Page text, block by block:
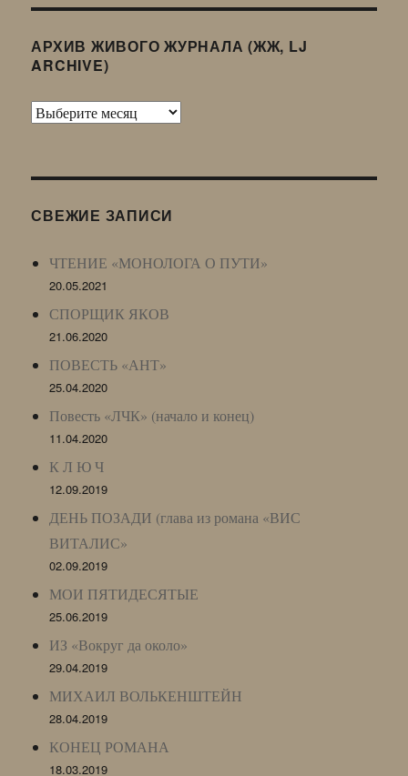
АРХИВ ЖИВОГО ЖУРНАЛА (ЖЖ, LJ
ARCHIVE)
Архив
LJ
СВЕЖИЕ ЗАПИСИ
ЧТЕНИЕ «МОНОЛОГА О ПУТИ»
20.05.2021
СПОРЩИК ЯКОВ
21.06.2020
ПОВЕСТЬ «АНТ»
25.04.2020
Повесть «ЛЧК» (начало и конец)
11.04.2020
К Л Ю Ч
12.09.2019
ДЕНЬ ПОЗАДИ (глава из романа «ВИС
ВИТАЛИС»
02.09.2019
МОИ ПЯТИДЕСЯТЫЕ
25.06.2019
ИЗ «Вокруг да около»
29.04.2019
МИХАИЛ ВОЛЬКЕНШТЕЙН
28.04.2019
КОНЕЦ РОМАНА
18.03.2019